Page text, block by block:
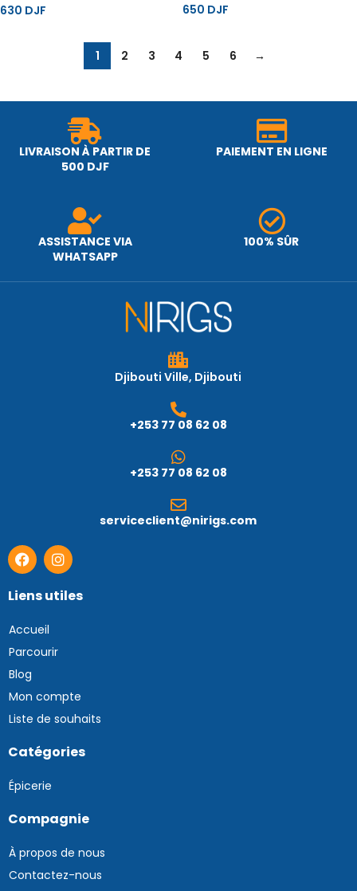
630 DJF
650 DJF
1 2 3 4 5 6 →
LIVRAISON À PARTIR DE
500 DJF
PAIEMENT EN LIGNE
ASSISTANCE VIA
WHATSAPP
100% SÛR
Djibouti Ville, Djibouti
+253 77 08 62 08
+253 77 08 62 08
serviceclient@nirigs.com
Liens utiles
Accueil
Parcourir
Blog
Mon compte
Liste de souhaits
Catégories
Épicerie
Compagnie
À propos de nous
Contactez-nous